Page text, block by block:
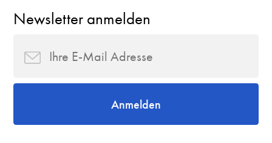
Newsletter anmelden
Anmelden